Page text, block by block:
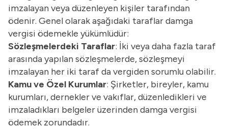
imzalayan veya düzenleyen kişiler tarafından
ödenir. Genel olarak aşağıdaki taraflar damga
vergisi ödemekle yükümlüdür:
Sözleşmelerdeki Taraflar: İki veya daha fazla taraf
arasında yapılan sözleşmelerde, sözleşmeyi
imzalayan her iki taraf da vergiden sorumlu olabilir.
Kamu ve Özel Kurumlar: Şirketler, bireyler, kamu
kurumları, dernekler ve vakıflar, düzenledikleri ve
imzaladıkları belgeler üzerinden damga vergisi
ödemek zorundadır.